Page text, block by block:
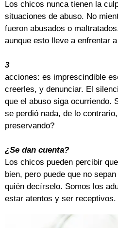
Los chicos nunca tienen la
situaciones de abuso. No
fueron abusados o
aunque esto lleve a enfrentar
3
acciones: es imprescindible
creerles, y denunciar. El
que el abuso siga ocurriendo.
se perdió nada, de lo
preservando?
¿Se dan cuenta?
Los chicos pueden percibir
bien, pero puede que no
quién decírselo. Somos los
estar atentos y ser receptivos.